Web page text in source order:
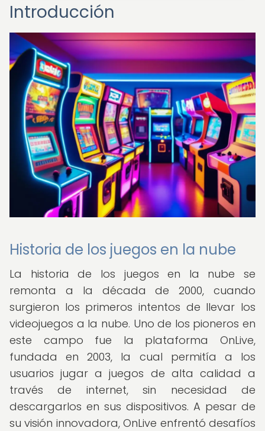
Introducción
Historia de los juegos en la nube
La historia de los juegos en la nube se
remonta a la década de 2000, cuando
surgieron los primeros intentos de llevar los
videojuegos a la nube. Uno de los pioneros en
este campo fue la plataforma OnLive,
fundada en 2003, la cual permitía a los
usuarios jugar a juegos de alta calidad a
través de internet, sin necesidad de
descargarlos en sus dispositivos. A pesar de
su visión innovadora, OnLive enfrentó desafíos